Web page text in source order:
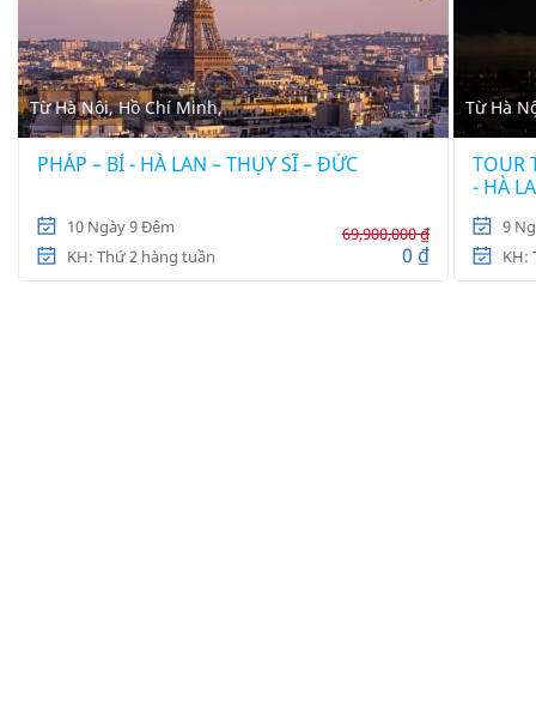
Từ Hà Nội, Hồ Chí Minh,
0 ₫
69,900,000 ₫
PHÁP – BỈ - HÀ LAN – THỤY SĨ – ĐỨC
10 Ngày 9 Đêm
KH: Thứ 2 hàng tuần
Từ Hà
TOUR
- HÀ
9
KH: